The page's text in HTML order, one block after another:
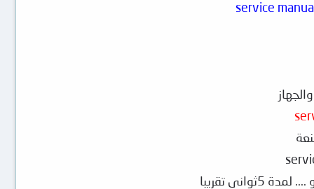
service
تقريبا